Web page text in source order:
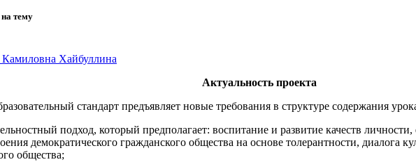
тему
Камиловна Хайбуллина
Актуальность проекта
стандарт предъявляет новые требования в структуре содержания
подход, который предполагает: воспитание и развитие качеств
демократического гражданского общества на основе толерантности, диалога
общества;